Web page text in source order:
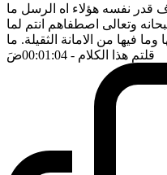
قدر نفسه هؤلاء اه الرسل ما
وتعالى اصطفاهم انتم لما
فيها من الامانة الثقيلة. ما
قلتم هذا الكلام - 00:01:04 ضَ